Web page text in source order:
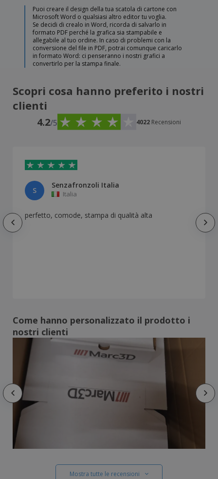
Puoi creare il design della tua scatola di cartone con
Microsoft Word o qualsiasi altro editor tu voglia.
Se decidi di crealo in Word, ricorda di salvarlo in
formato PDF perché la grafica sia stampabile e
allegabile al tuo ordine. In caso di problemi con la
conversione del file in PDF, potrai comunque caricarlo
in formato Word: ci penseranno i nostri grafici a
convertirlo per la stampa finale.
Scopri cosa hanno preferito i nostri
clienti
4.2/5 4022 Recensioni
S
Senzafronzoli Italia
Italia
perfetto, comode, stampa di qualità alta
Come hanno personalizzato il prodotto i
nostri clienti
Mostra tutte le recensioni